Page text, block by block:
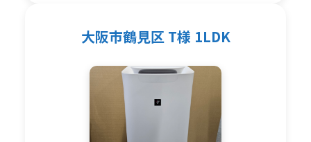
大阪市鶴見区 T様 1LDK